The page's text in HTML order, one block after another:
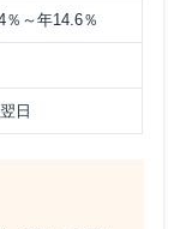
％～年14.6％
日